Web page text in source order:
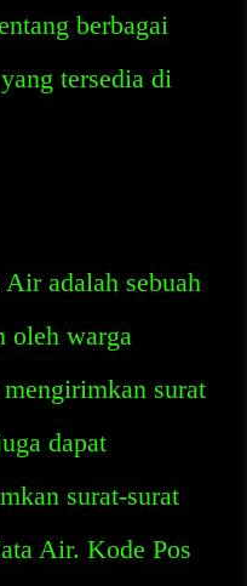
berbagai
tersedia di
adalah sebuah
oleh warga
surat
dapat
surat-surat
Air. Kode Pos